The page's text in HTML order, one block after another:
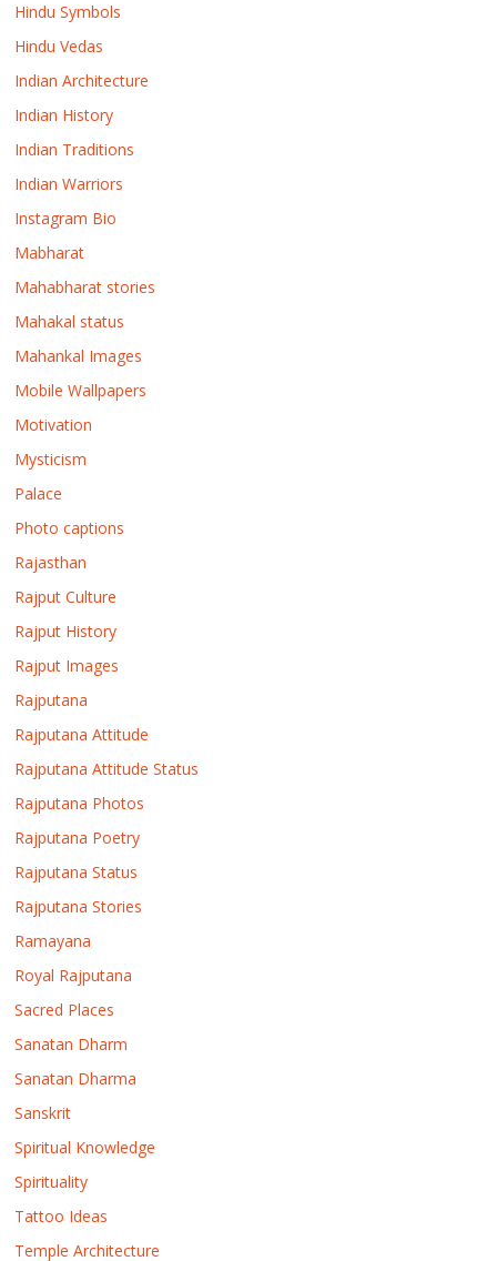
Hindu Symbols
Hindu Vedas
Indian Architecture
Indian History
Indian Traditions
Indian Warriors
Instagram Bio
Mabharat
Mahabharat stories
Mahakal status
Mahankal Images
Mobile Wallpapers
Motivation
Mysticism
Palace
Photo captions
Rajasthan
Rajput Culture
Rajput History
Rajput Images
Rajputana
Rajputana Attitude
Rajputana Attitude Status
Rajputana Photos
Rajputana Poetry
Rajputana Status
Rajputana Stories
Ramayana
Royal Rajputana
Sacred Places
Sanatan Dharm
Sanatan Dharma
Sanskrit
Spiritual Knowledge
Spirituality
Tattoo Ideas
Temple Architecture